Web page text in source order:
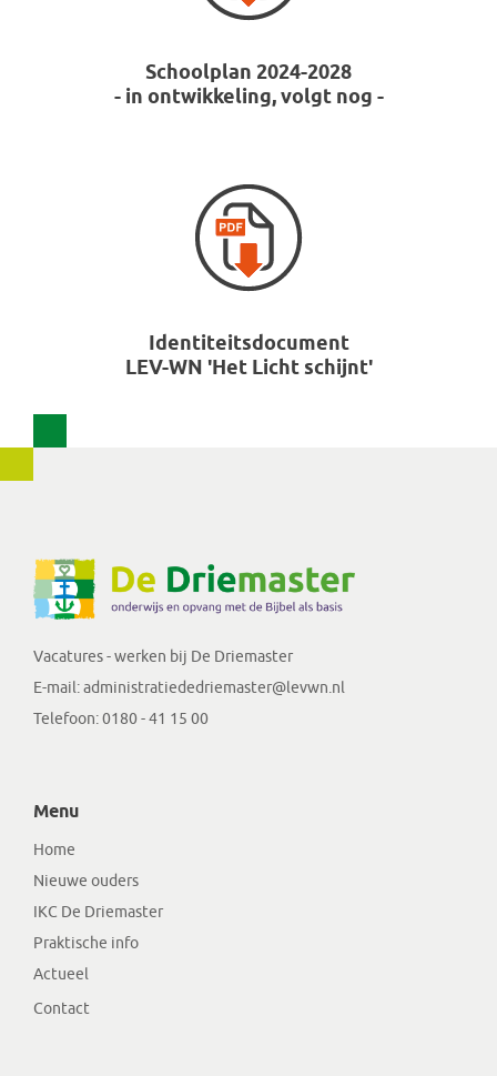
Schoolplan 2024-2028
- in ontwikkeling, volgt nog -
Identiteitsdocument
LEV-WN 'Het Licht schijnt'
Vacatures - werken bij De Driemaster
E-mail:administratiededriemaster@levwn.nl
Telefoon:0180 - 41 15 00
Menu
Home
Nieuwe ouders
IKC De Driemaster
Praktische info
Actueel
Contact